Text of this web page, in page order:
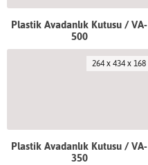
Plastik Avadanlık Kutusu / VA-
500
264 x 434 x 168
Plastik Avadanlık Kutusu / VA-
350